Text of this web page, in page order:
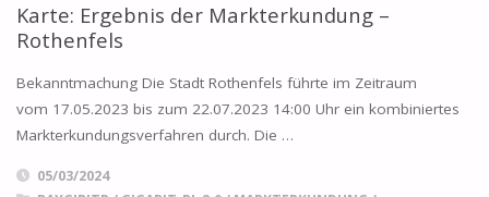
2.0
Karte: Ergebnis der Markterkundung –
Rothenfels
Bekanntmachung Die Stadt Rothenfels führte im Zeitraum
vom 17.05.2023 bis zum 22.07.2023 14:00 Uhr ein kombiniertes
Markterkundungsverfahren durch. Die …
05/03/2024